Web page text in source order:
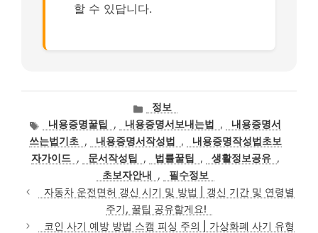
할 수 있답니다.
카
테
고
리
정보
태
그
내용증명꿀팁 , 내용증명서보내는법 ,
내용증명서
쓰는법기초 , 내용증명서작성법 ,
내용증명작성법초보
자가이드 , 문서작성팁 , 법률꿀팁 , 생활정보공유 ,
초보자안내
,
필수정보
자동차 운전면허 갱신 시기 및 방법 | 갱신 기간 및 연령별
주기, 꿀팁 공유할게요!
코인 사기 예방 방법 스캠 피싱 주의 | 가상화폐 사기 유형